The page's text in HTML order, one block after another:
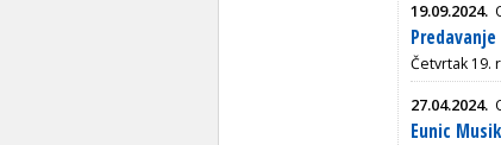
19.09.2024.
Četvrtak 19.
27.04.2024.
Eunic